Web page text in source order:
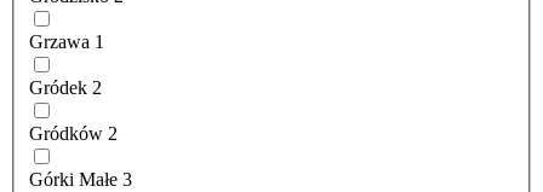
Grzawa 1
Gródek 2
Gródków 2
Górki Małe 3